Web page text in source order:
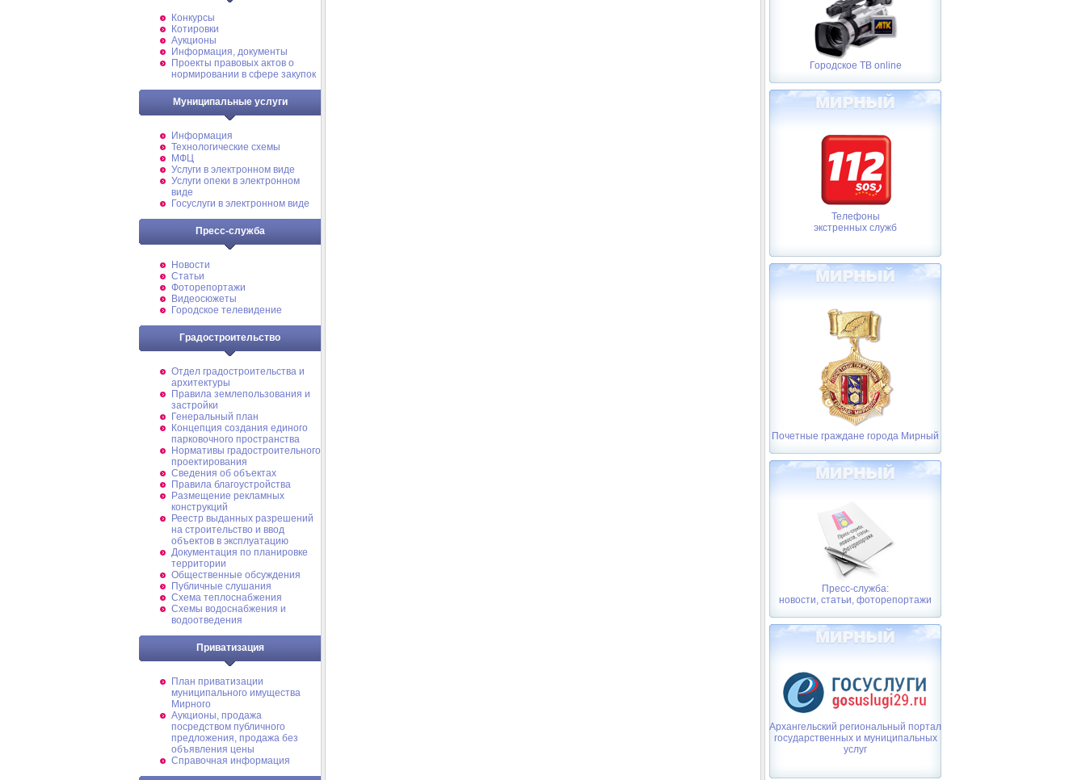
Конкурсы
Котировки
Аукционы
Информация, документы
Проекты правовых актов о
нормировании в сфере закупок
Муниципальные услуги
Информация
Технологические схемы
МФЦ
Услуги в электронном виде
Услуги опеки в электронном
виде
Госуслуги в электронном виде
Пресс-служба
Новости
Статьи
Фоторепортажи
Видеосюжеты
Городское телевидение
Градостроительство
Отдел градостроительства и
архитектуры
Правила землепользования и
застройки
Генеральный план
Концепция создания единого
парковочного пространства
Нормативы градостроительного
проектирования
Сведения об объектах
Правила благоустройства
Размещение рекламных
конструкций
Реестр выданных разрешений
на строительство и ввод
объектов в эксплуатацию
Документация по планировке
территории
Общественные обсуждения
Публичные слушания
Схема теплоснабжения
Схемы водоснабжения и
водоотведения
Приватизация
План приватизации
муниципального имущества
Мирного
Аукционы, продажа
посредством публичного
предложения, продажа без
объявления цены
Справочная информация
Городское ТВ online
Телефоны
экстренных служб
Почетные граждане города Мирный
Пресс-служба:
новости, статьи, фоторепортажи
Архангельский региональный портал
государственных и муниципальных
услуг